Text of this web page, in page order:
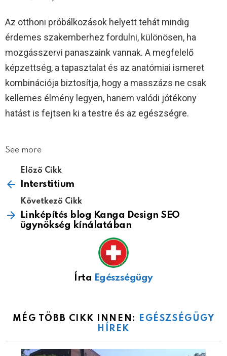
Az otthoni próbálkozások helyett tehát mindig
érdemes szakemberhez fordulni, különösen, ha
mozgásszervi panaszaink vannak. A megfelelő
képzettség, a tapasztalat és az anatómiai ismeret
kombinációja biztosítja, hogy a masszázs ne csak
kellemes élmény legyen, hanem valódi jótékony
hatást is fejtsen ki a testre és az egészségre.
See more
Előző Cikk
Interstitium
Következő Cikk
Linképítés blog Kanga Design SEO
ügynökség kínálatában
Írta Egészségügy
MÉG TÖBB CIKK INNEN:
EGÉSZSÉGÜGY
HÍREK